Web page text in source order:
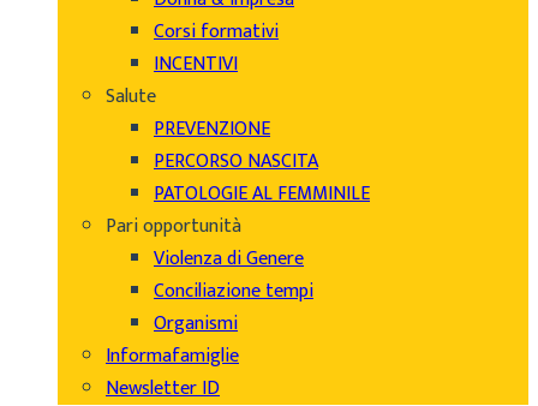
Corsi formativi
INCENTIVI
Salute
PREVENZIONE
PERCORSO NASCITA
PATOLOGIE AL FEMMINILE
Pari opportunità
Violenza di Genere
Conciliazione tempi
Organismi
Informafamiglie
Newsletter ID